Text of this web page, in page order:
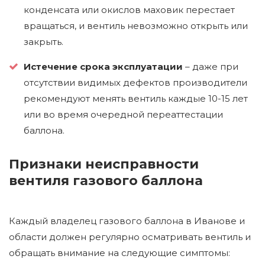
конденсата или окислов маховик перестает
вращаться, и вентиль невозможно открыть или
закрыть.
Истечение срока эксплуатации – даже при
отсутствии видимых дефектов производители
рекомендуют менять вентиль каждые 10-15 лет
или во время очередной переаттестации
баллона.
Признаки неисправности
вентиля газового баллона
Каждый владелец газового баллона в Иванове и
области должен регулярно осматривать вентиль и
обращать внимание на следующие симптомы: